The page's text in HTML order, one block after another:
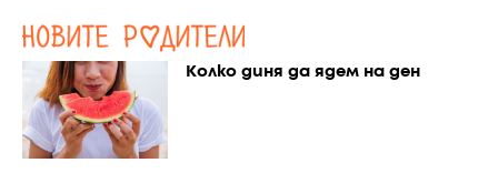
Колко диня да ядем на ден